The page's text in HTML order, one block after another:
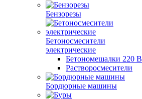
Бензорезы
Бетоносмесители
электрические
Бетономешалки 220 В
Растворосмесители
Бордюрные машины